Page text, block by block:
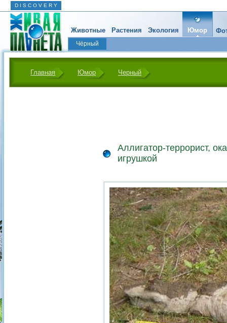
D I S C O V E R Y
Животные Растения Экология Юмор
Чёрный
Главная Юмор Черный
Аллигатор-террорист,
игрушкой